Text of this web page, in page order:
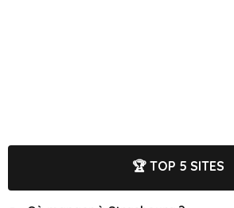
🏆 TOP 5 SITES